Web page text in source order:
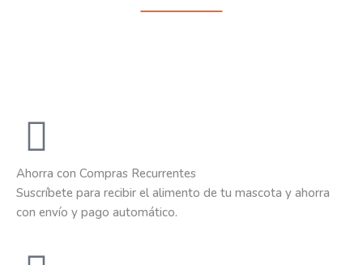
Ahorra con Compras Recurrentes
Suscríbete para recibir el alimento de tu mascota y ahorra
con envío y pago automático.